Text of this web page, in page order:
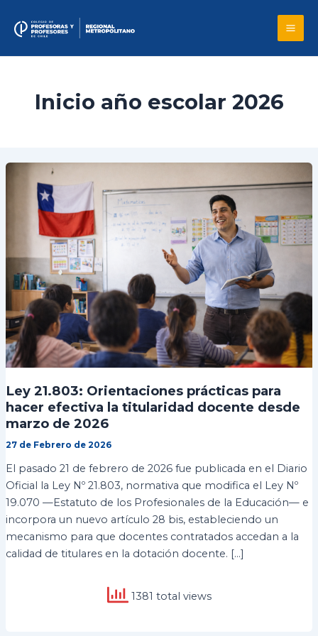
content
Inicio año escolar 2026
Ley 21.803: Orientaciones prácticas para
hacer efectiva la titularidad docente desde
marzo de 2026
27 de Febrero de 2026
El pasado 21 de febrero de 2026 fue publicada en el Diario
Oficial la Ley Nº 21.803, normativa que modifica el Ley Nº
19.070 —Estatuto de los Profesionales de la Educación— e
incorpora un nuevo artículo 28 bis, estableciendo un
mecanismo para que docentes contratados accedan a la
calidad de titulares en la dotación docente. […]
1381 total views